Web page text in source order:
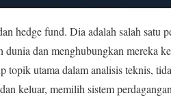
hedge fund. Dia adalah salah satu
dan menghubungkan mereka
utama dalam analisis teknis,
keluar, memilih sistem